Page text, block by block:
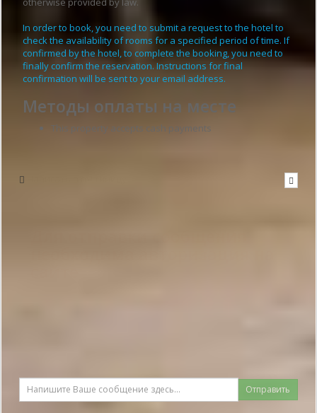
In order to book, you need to submit a request to the hotel to
check the availability of rooms for a specified period of time. If
confirmed by the hotel, to complete the booking, you need to
finally confirm the reservation. Instructions for final
confirmation will be sent to your email address.
Методы оплаты на месте
This property accepts cash payments
Отправить